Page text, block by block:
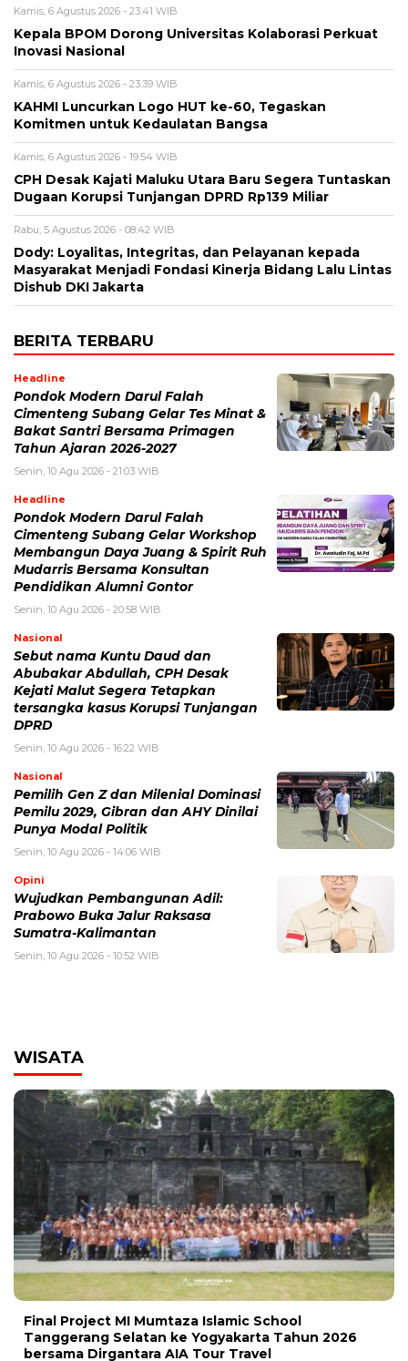
Kamis, 6 Agustus 2026 - 23:41 WIB
Kepala BPOM Dorong Universitas Kolaborasi Perkuat
Inovasi Nasional
Kamis, 6 Agustus 2026 - 23:39 WIB
KAHMI Luncurkan Logo HUT ke-60, Tegaskan
Komitmen untuk Kedaulatan Bangsa
Kamis, 6 Agustus 2026 - 19:54 WIB
CPH Desak Kajati Maluku Utara Baru Segera Tuntaskan
Dugaan Korupsi Tunjangan DPRD Rp139 Miliar
Rabu, 5 Agustus 2026 - 08:42 WIB
Dody: Loyalitas, Integritas, dan Pelayanan kepada
Masyarakat Menjadi Fondasi Kinerja Bidang Lalu Lintas
Dishub DKI Jakarta
BERITA TERBARU
Headline
Pondok Modern Darul Falah
Cimenteng Subang Gelar Tes Minat &
Bakat Santri Bersama Primagen
Tahun Ajaran 2026-2027
Senin, 10 Agu 2026 - 21:03 WIB
Headline
Pondok Modern Darul Falah
Cimenteng Subang Gelar Workshop
Membangun Daya Juang & Spirit Ruh
Mudarris Bersama Konsultan
Pendidikan Alumni Gontor
Senin, 10 Agu 2026 - 20:58 WIB
Nasional
Sebut nama Kuntu Daud dan
Abubakar Abdullah, CPH Desak
Kejati Malut Segera Tetapkan
tersangka kasus Korupsi Tunjangan
DPRD
Senin, 10 Agu 2026 - 16:22 WIB
Nasional
Pemilih Gen Z dan Milenial Dominasi
Pemilu 2029, Gibran dan AHY Dinilai
Punya Modal Politik
Senin, 10 Agu 2026 - 14:06 WIB
Opini
Wujudkan Pembangunan Adil:
Prabowo Buka Jalur Raksasa
Sumatra-Kalimantan
Senin, 10 Agu 2026 - 10:52 WIB
WISATA
Final Project MI Mumtaza Islamic School
Tanggerang Selatan ke Yogyakarta Tahun 2026
bersama Dirgantara AIA Tour Travel